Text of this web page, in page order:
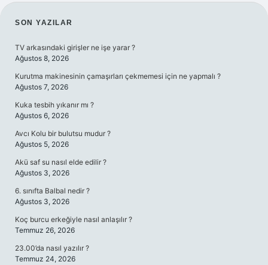
SIDEBAR
SON YAZILAR
TV arkasındaki girişler ne işe yarar ?
Ağustos 8, 2026
Kurutma makinesinin çamaşırları çekmemesi için ne yapmalı ?
Ağustos 7, 2026
Kuka tesbih yıkanır mı ?
Ağustos 6, 2026
Avcı Kolu bir bulutsu mudur ?
Ağustos 5, 2026
Akü saf su nasıl elde edilir ?
Ağustos 3, 2026
6. sınıfta Balbal nedir ?
Ağustos 3, 2026
Koç burcu erkeğiyle nasıl anlaşılır ?
Temmuz 26, 2026
23.00’da nasıl yazılır ?
Temmuz 24, 2026